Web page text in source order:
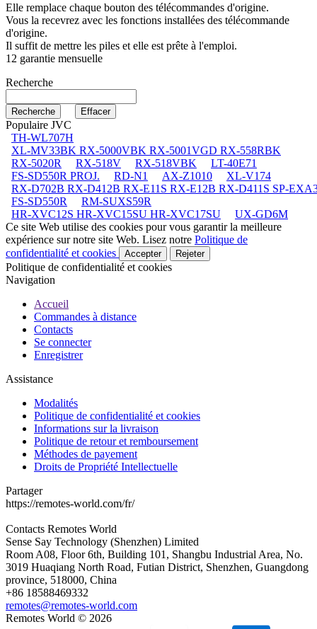
Elle remplace chaque bouton des télécommandes d'origine.
Vous la recevrez avec les fonctions installées des télécommande
d'origine.
Il suffit de mettre les piles et elle est prête à l'emploi.
12 garantie mensuelle
Recherche
Populaire JVC
TH-WL707H
XL-MV33BK RX-5000VBK RX-5001VGD RX-558RBK
RX-5020R
RX-518V RX-518VBK
LT-40E71
FS-SD550R PROJ.
RD-N1 AX-Z1010
XL-V174
RX-D702B RX-D412B RX-E11S RX-E12B RX-D411S SP-
FS-SD550R
RM-SUXS59R
HR-XVC12S HR-XVC15SU HR-XVC17SU
UX-GD6M
Ce site Web utilise des cookies pour vous garantir la meilleure
expérience sur notre site Web. Lisez notre Politique de
confidentialité et cookies
Accepter Rejeter
Politique de confidentialité et cookies
Navigation
Accueil
Commandes à distance
Contacts
Se connecter
Enregistrer
Assistance
Modalités
Politique de confidentialité et cookies
Informations sur la livraison
Politique de retour et remboursement
Méthodes de payement
Droits de Propriété Intellectuelle
Partager
https://remotes-world.com/fr/
Contacts Remotes World
Sense Say Technology (Shenzhen) Limited
Room A08, Floor 6th, Building 101, Shangbu Industrial Area, No.
3019 Huaqiang North Road, Futian District, Shenzhen, Guangdong
province, 518000, China
+86 18588469332
remotes@remotes-world.com
Remotes World © 2026